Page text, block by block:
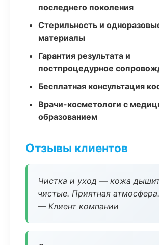
последнего поколения
Стерильность и
материалы
Гарантия результата и
постпроцедурное
Бесплатная консультация
Врачи-косметологи с
образованием
Отзывы клиентов
Чистка и уход — кожа
чистые. Приятная атмосфера.
— Клиент компании